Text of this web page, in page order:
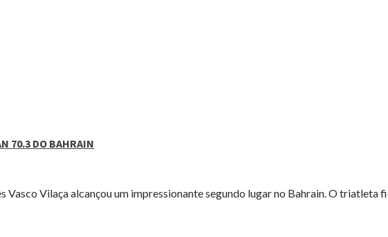
70.3 DO BAHRAIN
Vasco Vilaça alcançou um impressionante segundo lugar no Bahrain. O triatleta